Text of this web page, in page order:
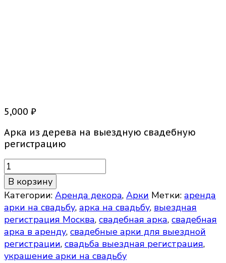
5,000 ₽
Арка из дерева на выездную свадебную
регистрацию
Количество
товара
Арка
деревянная
Рустик
В корзину
Категории: Аренда декора, Арки Метки: аренда
арки на свадьбу, арка на свадьбу, выездная
регистрация Москва, свадебная арка, свадебная
арка в аренду, свадебные арки для выездной
регистрации, свадьба выездная регистрация,
украшение арки на свадьбу